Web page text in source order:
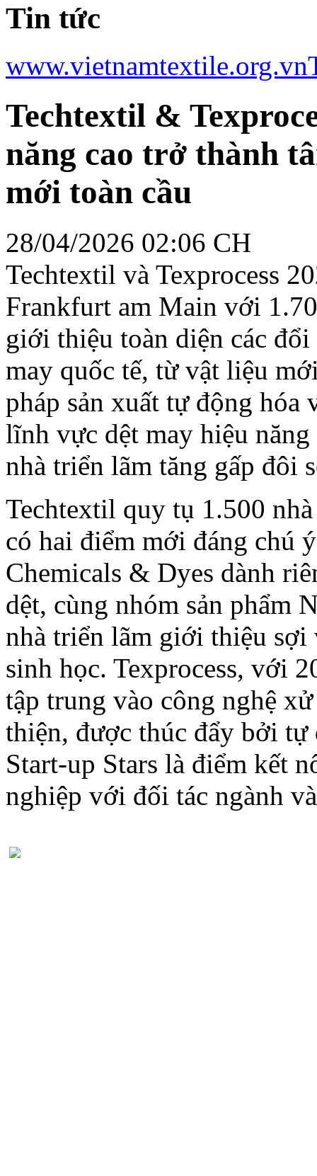
Tin tức
www.vietnamtextile.org.vn
Techtextil &
năng cao trở thành
mới toàn cầu
28/04/2026 02:06 CH
Techtextil và Texprocess
Frankfurt am Main với
giới thiệu toàn diện các
may quốc tế, từ vật liệu
pháp sản xuất tự động
lĩnh vực dệt may hiệu
nhà triển lãm tăng gấp đôi
Techtextil quy tụ 1.500
có hai điểm mới đáng chú
Chemicals & Dyes dành
dệt, cùng nhóm sản phẩm
nhà triển lãm giới thiệu
sinh học. Texprocess, với
tập trung vào công nghệ
thiện, được thúc đẩy bởi
Start-up Stars là điểm kết
nghiệp với đối tác ngành